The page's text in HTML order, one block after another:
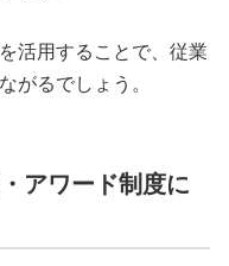
活用することで、従業
がるでしょう。
アワード制度に